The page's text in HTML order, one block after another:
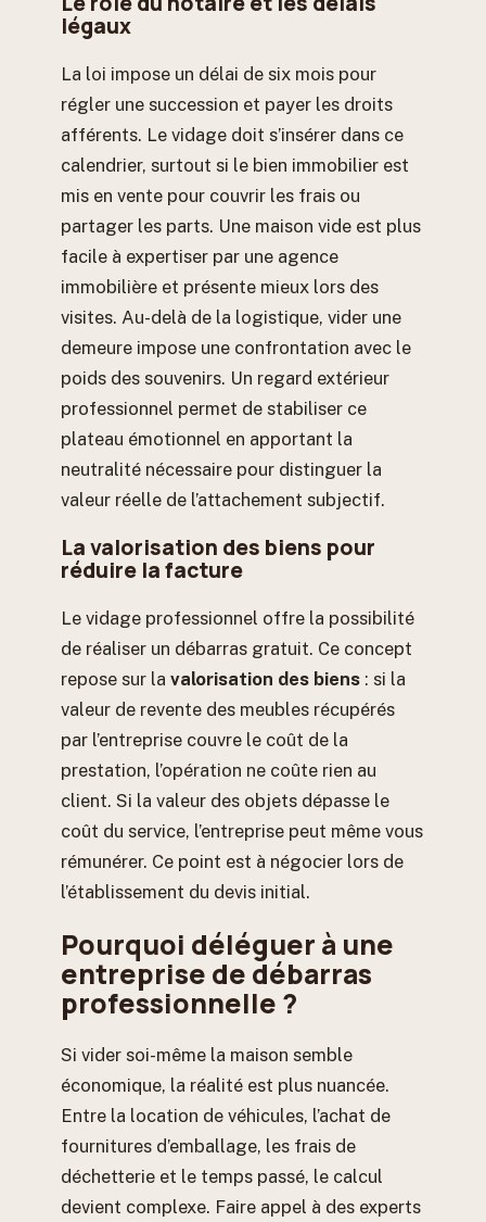
légaux
La loi impose un délai de six mois pour
régler une succession et payer les droits
afférents. Le vidage doit s’insérer dans ce
calendrier, surtout si le bien immobilier est
mis en vente pour couvrir les frais ou
partager les parts. Une maison vide est plus
facile à expertiser par une agence
immobilière et présente mieux lors des
visites. Au-delà de la logistique, vider une
demeure impose une confrontation avec le
poids des souvenirs. Un regard extérieur
professionnel permet de stabiliser ce
plateau émotionnel en apportant la
neutralité nécessaire pour distinguer la
valeur réelle de l’attachement subjectif.
La valorisation des biens pour
réduire la facture
Le vidage professionnel offre la possibilité
de réaliser un débarras gratuit. Ce concept
repose sur la valorisation des biens : si la
valeur de revente des meubles récupérés
par l’entreprise couvre le coût de la
prestation, l’opération ne coûte rien au
client. Si la valeur des objets dépasse le
coût du service, l’entreprise peut même vous
rémunérer. Ce point est à négocier lors de
l’établissement du devis initial.
Pourquoi déléguer à une
entreprise de débarras
professionnelle ?
Si vider soi-même la maison semble
économique, la réalité est plus nuancée.
Entre la location de véhicules, l’achat de
fournitures d’emballage, les frais de
déchetterie et le temps passé, le calcul
devient complexe. Faire appel à des experts